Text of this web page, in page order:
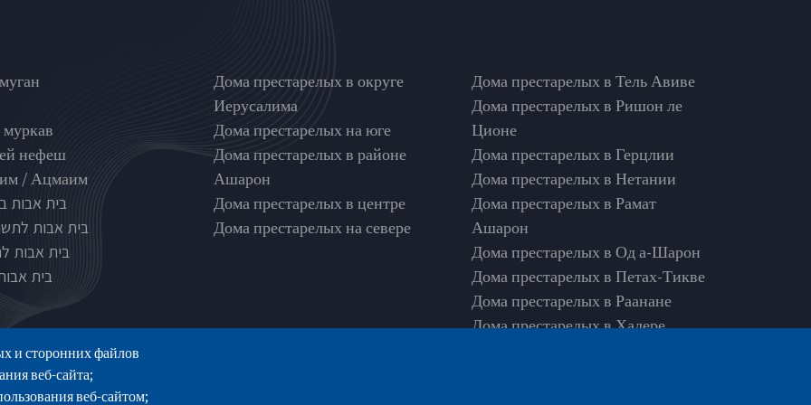
type
нефеш
/ Ацмаим
בית אבות
בית אבות
בית אבות
בית
בתי אבות לפי אזורים
Дома престарелых в округе
Иерусалима
Дома престарелых на юге
Дома престарелых в районе
Ашарон
Дома престарелых в центре
Дома престарелых на севере
Дома престарелых в Тель Авиве
Дома престарелых в Ришон ле
Ционе
Дома престарелых в Герцлии
Дома престарелых в Нетании
Дома престарелых в Рамат
Ашарон
Дома престарелых в Од а-Шарон
Дома престарелых в Петах-Тикве
Дома престарелых в Раанане
Дома престарелых в Хадере
и сторонних файлов
веб-сайта;
веб-сайтом;